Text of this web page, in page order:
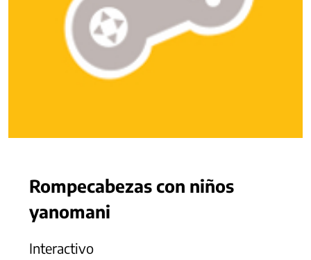
Rompecabezas con niños
yanomani
Interactivo